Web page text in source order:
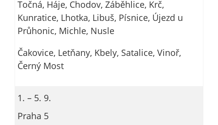
Točná, Háje, Chodov, Záběhlice, Krč,
Kunratice, Lhotka, Libuš, Písnice, Újezd u
Průhonic, Michle, Nusle
Čakovice, Letňany, Kbely, Satalice, Vinoř,
Černý Most
1. – 5. 9.
Praha 5